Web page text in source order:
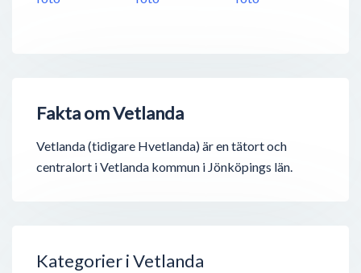
Fakta om Vetlanda
Vetlanda (tidigare Hvetlanda) är en tätort och
centralort i Vetlanda kommun i Jönköpings län.
Kategorier i Vetlanda